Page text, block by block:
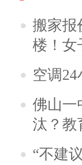
搬家报
楼！
空调
佛山一
汰？教
“不建